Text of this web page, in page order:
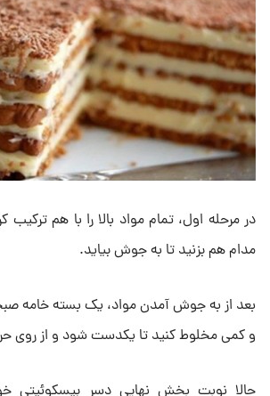
در مرحله اول، تمام مواد بالا را با هم ترکیب
مدام هم بزنید تا به جوش بیاید.
بعد از به جوش آمدن مواد، یک بسته خامه
و کمی مخلوط کنید تا یکدست شود و از روی